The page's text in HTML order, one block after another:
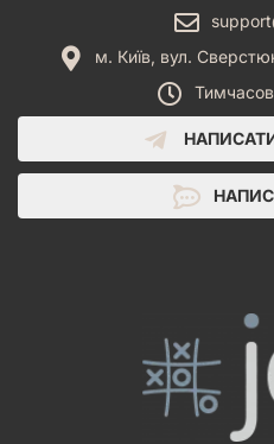
м. Київ, вул.
НАПИСАТИ